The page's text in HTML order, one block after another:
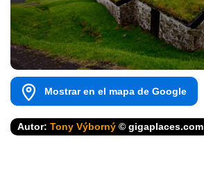
Mostrar en el mapa de Google
Autor: Tony Výborný © gigaplaces.com